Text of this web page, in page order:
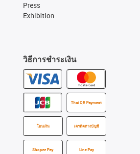
Press
Exhibition
วิธีการชำระเงิน
Thai QR Payment
โอนเงิน เครดิตทางบัญชี
Shopee Pay Line Pay